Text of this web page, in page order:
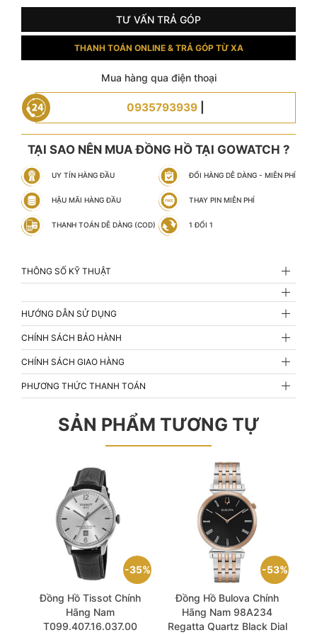
TƯ VẤN TRẢ GÓP
THANH TOÁN ONLINE & TRẢ GÓP TỪ XA
Mua hàng qua điện thoại
0935793939
TẠI SAO NÊN MUA ĐỒNG HỒ TẠI GOWATCH ?
UY TÍN HÀNG ĐẦU ĐỔI HÀNG DỄ DÀNG - MIỄN PHÍ
HẬU MÃI HÀNG ĐẦU THAY PIN MIỄN PHÍ
THANH TOÁN DỄ DÀNG (COD) 1 ĐỔI 1
THÔNG SỐ KỸ THUẬT
HƯỚNG DẪN SỬ DỤNG
CHÍNH SÁCH BẢO HÀNH
CHÍNH SÁCH GIAO HÀNG
PHƯƠNG THỨC THANH TOÁN
SẢN PHẨM TƯƠNG TỰ
35%
Đồng Hồ Tissot Chính
Hãng Nam
T099.407.16.037.00
53%
Đồng Hồ Bulova Chính
Hãng Nam 98A234
Regatta Quartz Black Dial